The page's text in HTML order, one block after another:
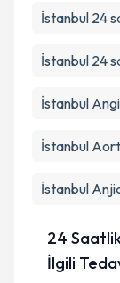
İstanbul 24
İstanbul 24
İstanbul
İstanbul Aort
İstanbul
24
İlgili